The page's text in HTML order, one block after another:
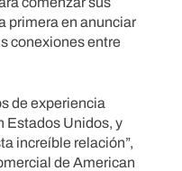
primera en anunciar
conexiones entre
de experiencia
Estados Unidos, y
increíble relación”,
de American